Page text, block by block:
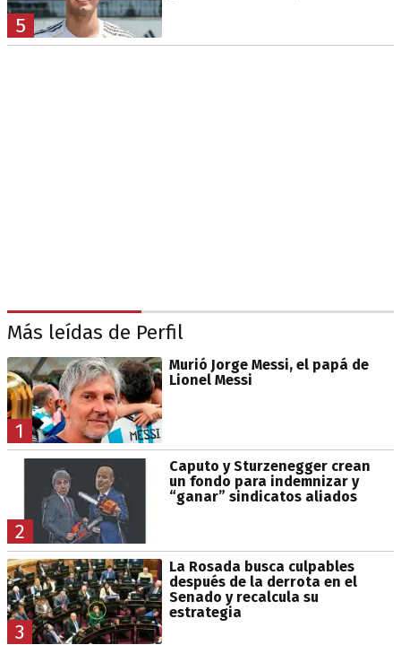
5
Más leídas de Perfil
1
Murió Jorge Messi, el papá de
Lionel Messi
2
Caputo y Sturzenegger crean
un fondo para indemnizar y
“ganar” sindicatos aliados
3
La Rosada busca culpables
después de la derrota en el
Senado y recalcula su
estrategia